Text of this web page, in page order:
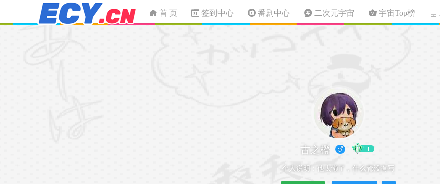
首 页 签到中心 番剧中心 二次元宇宙 宇宙Top榜
古之橙
个人说明： 他太懒了，什么都没有写